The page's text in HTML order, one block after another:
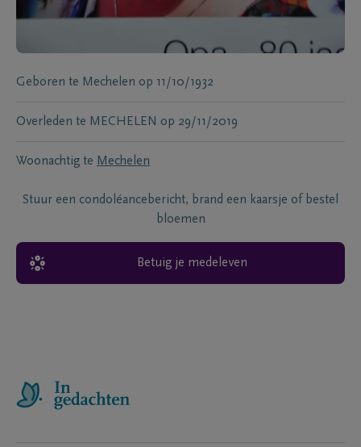
Geboren te Mechelen op 11/10/1932
Overleden te MECHELEN op 29/11/2019
Woonachtig te Mechelen
Stuur een condoléancebericht, brand een kaarsje of bestel
bloemen
Betuig je medeleven